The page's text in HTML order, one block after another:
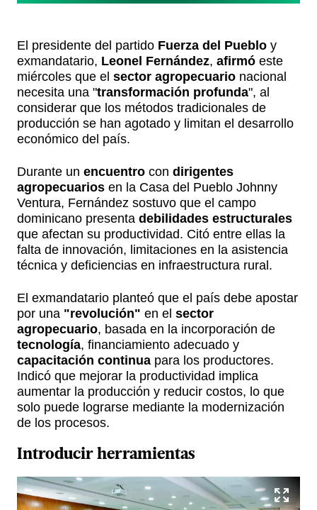
El presidente del partido Fuerza del Pueblo y
exmandatario, Leonel Fernández, afirmó este
miércoles que el sector agropecuario nacional
necesita una "transformación profunda", al
considerar que los métodos tradicionales de
producción se han agotado y limitan el desarrollo
económico del país.
Durante un encuentro con dirigentes
agropecuarios en la Casa del Pueblo Johnny
Ventura, Fernández sostuvo que el campo
dominicano presenta debilidades estructurales
que afectan su productividad. Citó entre ellas la
falta de innovación, limitaciones en la asistencia
técnica y deficiencias en infraestructura rural.
El exmandatario planteó que el país debe apostar
por una "revolución" en el sector
agropecuario, basada en la incorporación de
tecnología, financiamiento adecuado y
capacitación continua para los productores.
Indicó que mejorar la productividad implica
aumentar la producción y reducir costos, lo que
solo puede lograrse mediante la modernización
de los procesos.
Introducir herramientas